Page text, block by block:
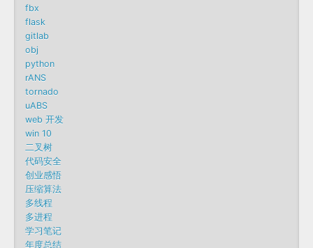
fbx
flask
gitlab
obj
python
rANS
tornado
uABS
web 开发
win 10
二叉树
代码安全
创业感悟
压缩算法
多线程
多进程
学习笔记
年度总结